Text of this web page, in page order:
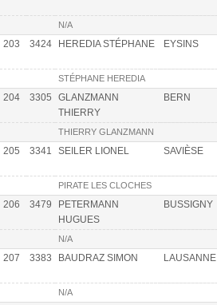
N/A
203 3424 HEREDIA STÉPHANE EYSINS
STÉPHANE HEREDIA
204 3305
GLANZMANN
THIERRY
BERN
THIERRY GLANZMANN
205 3341 SEILER LIONEL SAVIÈSE
PIRATE LES CLOCHES
206 3479
PETERMANN
HUGUES
BUSSIGNY
N/A
207 3383 BAUDRAZ SIMON LAUSANNE
N/A